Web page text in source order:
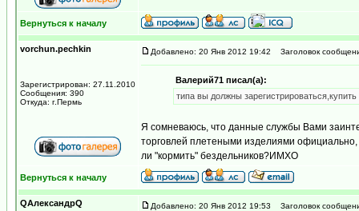
Вернуться к началу
vorchun.pechkin
Зарегистрирован: 27.11.2010
Сообщения: 390
Откуда: г.Пермь
Добавлено: 20 Янв 2012 19:42 Заголовок
Валерий71 писал(а):
типа вы должны
Я сомневаюсь, что данные службы Вами
торговлей плетеными изделиями официально,
ли "кормить" бездельников?ИМХО
Вернуться к началу
QАлександрQ Добавлено: 20 Янв 2012 19:53 Заголовок